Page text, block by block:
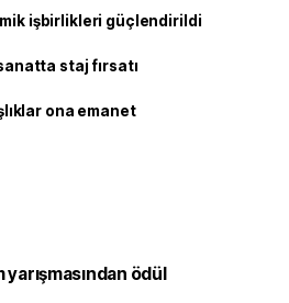
işbirlikleri güçlendirildi
staj fırsatı
ona emanet
ödül